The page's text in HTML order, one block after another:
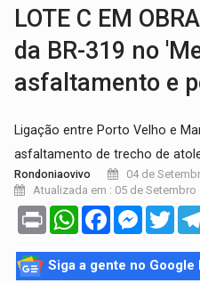
LOTE C EM
da BR-319 no
asfaltamento e
Ligação entre Porto Velho e
asfaltamento de trecho de
Rondoniaovivo
04 de
Atualizada em : 05 de Setembro
Print WhatsAppFacebook
Siga a gente no Google